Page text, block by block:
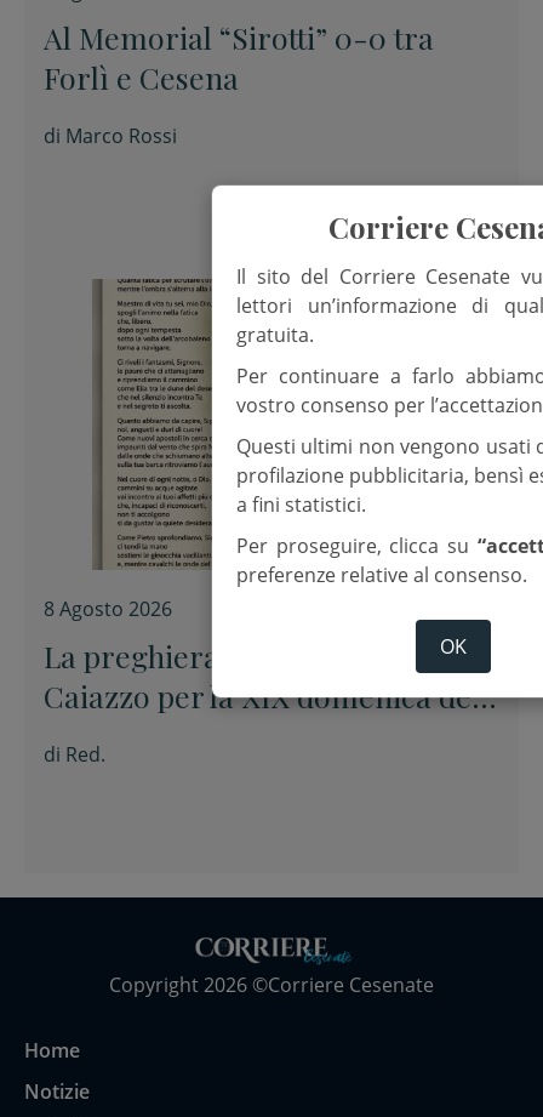
Al Memorial “Sirotti” 0-0 tra
Forlì e Cesena
di Marco Rossi
8 Agosto 2026
La preghiera dell’arcivescovo
Caiazzo per la XIX domenica del
Tempo ordinario
di Red.
Copyright 2026 ©Corriere Cesenate
Home
Notizie
Corriere
Il sito del Corriere Cesenate
lettori un’informazione di
gratuita.
Per continuare a farlo
vostro consenso per
Questi ultimi non vengono usati
profilazione pubblicitaria, bensì
a fini statistici.
Per proseguire, clicca su
preferenze relative al consenso.
OK